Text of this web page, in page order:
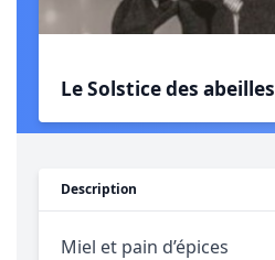
Le Solstice des abeilles
Description
Miel et pain d’épices